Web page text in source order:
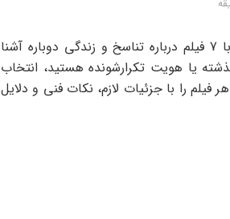
در این مقاله از نت باز 360 با موضوع متفاوت با شما هستیم. شما را با 7 فیلم درباره تناسخ و زندگی دوباره آشنا
یا هویت تکرارشونده هستید، انتخاب
را با جزئیات لازم، نکات فنی و دلایل